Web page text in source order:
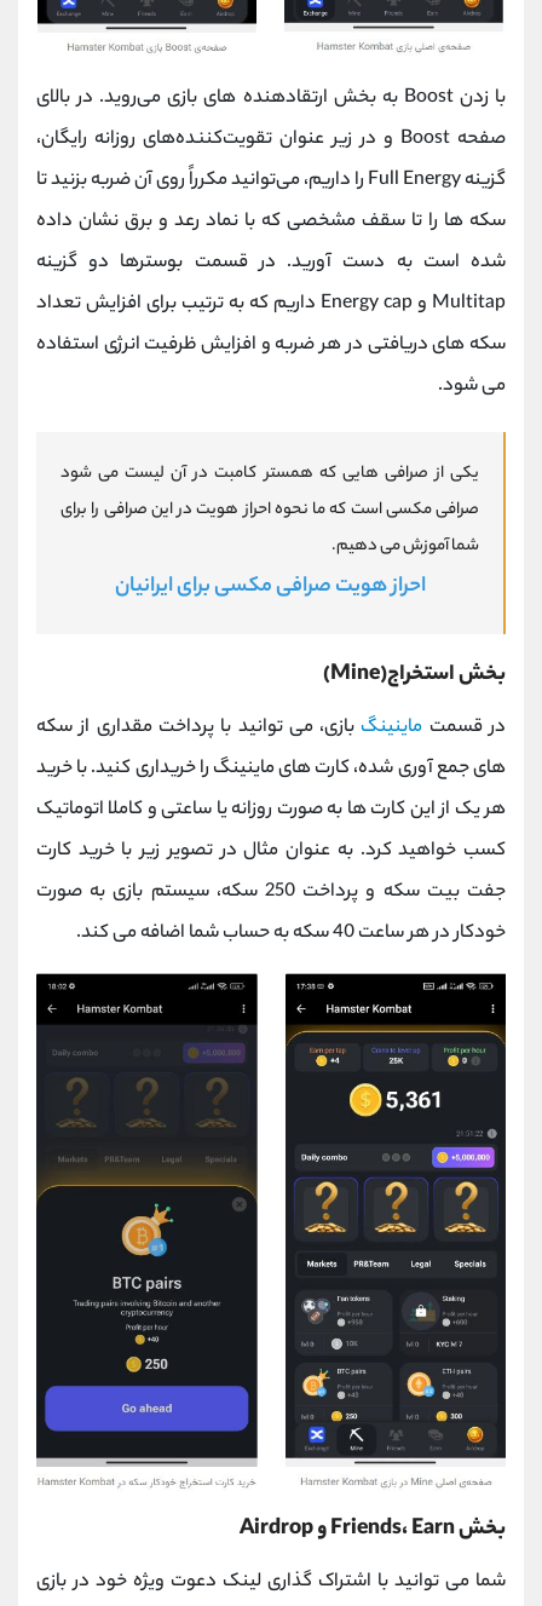
با زدن Boost به بخش ارتقادهنده های بازی می‌روید. در بالای
صفحه Boost و در زیر عنوان تقویت‌کننده‌های روزانه رایگان،
گزینه Full Energy را داریم، می‌توانید مکرراً روی آن ضربه بزنید تا
سکه ها را تا سقف مشخصی که با نماد رعد و برق نشان داده
شده است به دست آورید. در قسمت بوسترها دو گزینه
Multitap و Energy cap داریم که به ترتیب برای افزایش تعداد
سکه های دریافتی در هر ضربه و افزایش ظرفیت انرژی استفاده
می شود.
یکی از صرافی هایی که همستر کامبت در آن لیست می شود
صرافی مکسی است که ما نحوه احراز هویت در این صرافی را برای
شما آموزش می دهیم.
احراز هویت صرافی مکسی برای ایرانیان
بخش استخراج(Mine)
در قسمت ماینینگ بازی، می توانید با پرداخت مقداری از سکه
های جمع آوری شده، کارت های ماینینگ را خریداری کنید. با خرید
هر یک از این کارت ها به صورت روزانه یا ساعتی و کاملا اتوماتیک
کسب خواهید کرد. به عنوان مثال در تصویر زیر با خرید کارت
جفت بیت سکه و پرداخت 250 سکه، سیستم بازی به صورت
خودکار در هر ساعت 40 سکه به حساب شما اضافه می کند.
بخش Friends، Earn و Airdrop
شما می توانید با اشتراک گذاری لینک دعوت ویژه خود در بازی